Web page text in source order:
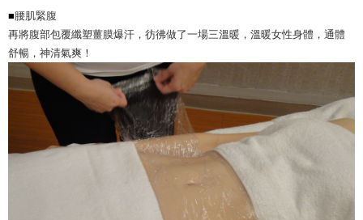
■腰肌緊腹
再將腹部包覆纖塑薑膜爆汗，彷彿做了一場三溫暖，溫暖女性身體，通體
舒暢，神清氣爽！